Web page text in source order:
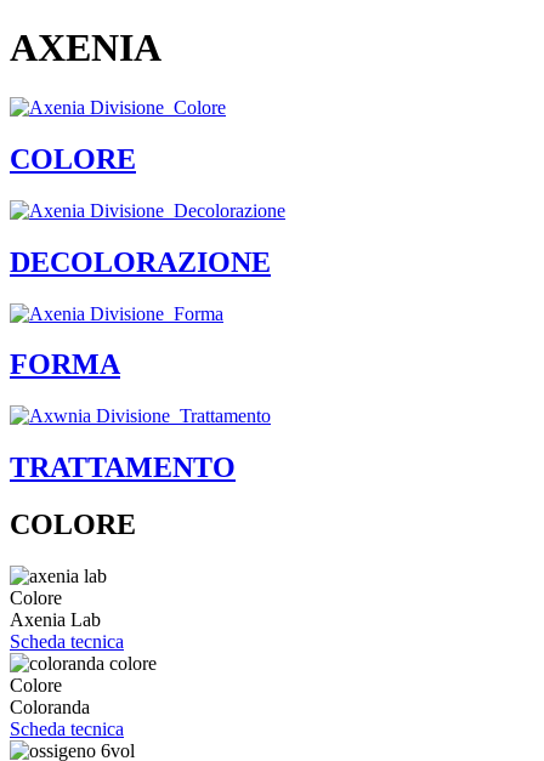
AXENIA
COLORE
DECOLORAZIONE
FORMA
TRATTAMENTO
COLORE
Colore
Axenia Lab
Scheda tecnica
Colore
Coloranda
Scheda tecnica